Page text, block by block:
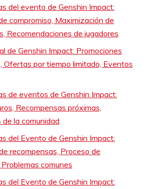
del evento de Genshin Impact:
compromiso, Maximización de
Recomendaciones de jugadores
de Genshin Impact: Promociones
Ofertas por tiempo limitado, Eventos
de eventos de Genshin Impact:
Recompensas próximas,
de la comunidad
del Evento de Genshin Impact:
recompensas, Proceso de
comunes
del Evento de Genshin Impact: